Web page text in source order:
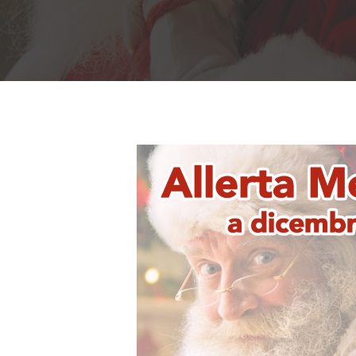
Premi invio per cercare oppure ESC per